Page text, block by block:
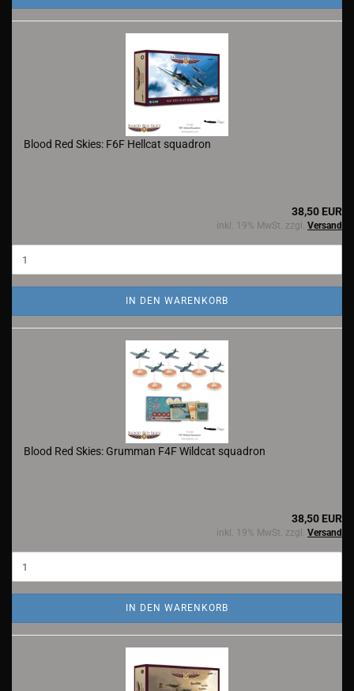
Blood Red Skies: F6F Hellcat squadron
38,50 EUR
inkl. 19% MwSt. zzgl. Versand
IN DEN WARENKORB
Blood Red Skies: Grumman F4F Wildcat squadron
38,50 EUR
inkl. 19% MwSt. zzgl. Versand
IN DEN WARENKORB